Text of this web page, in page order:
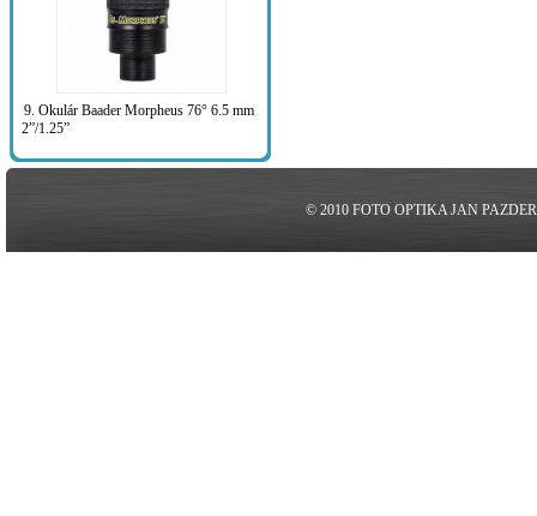
9. Okulár Baader Morpheus 76° 6.5 mm
2”/1.25”
© 2010 FOTO OPTIKA JAN